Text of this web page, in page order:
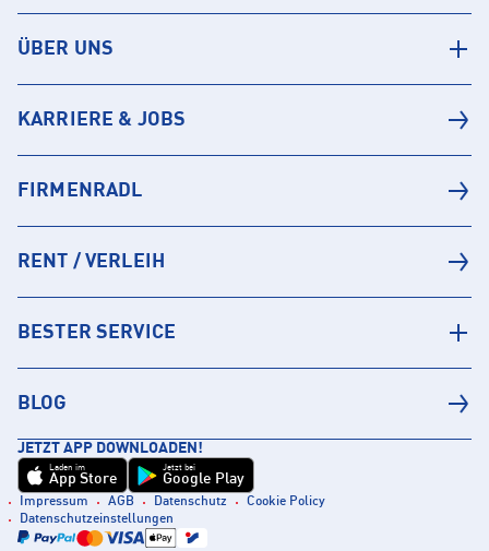
ÜBER UNS
KARRIERE & JOBS
FIRMENRADL
RENT / VERLEIH
BESTER SERVICE
BLOG
JETZT APP DOWNLOADEN!
Laden im
App Store
Jetzt bei
Google Play
Impressum AGB Datenschutz
Cookie Policy
Datenschutzeinstellungen